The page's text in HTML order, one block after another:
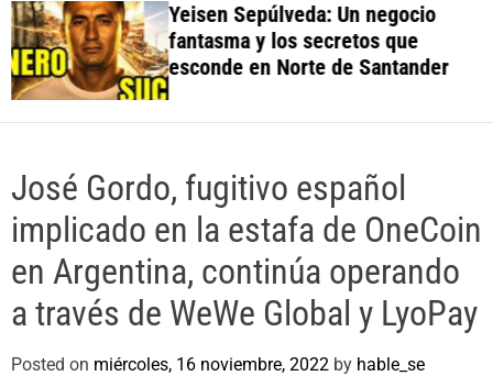
c
o
l
d
e
Yeisen Sepúlveda: Un negocio
fantasma y los secretos que
esconde en Norte de Santander
José Gordo, fugitivo español
implicado en la estafa de OneCoin
en Argentina, continúa operando
a través de WeWe Global y LyoPay
Posted on miércoles, 16 noviembre, 2022 by hable_se